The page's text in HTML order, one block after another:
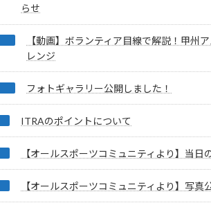
らせ
【動画】ボランティア目線で解説！甲州
レンジ
フォトギャラリー公開しました！
ITRAのポイントについて
【オールスポーツコミュニティより】当日
【オールスポーツコミュニティより】写真